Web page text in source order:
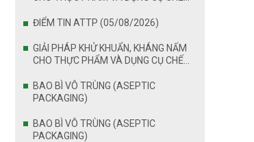
ĐIỂM TIN ATTP (05/08/2026)
GIẢI PHÁP KHỬ KHUẨN, KHÁNG NẤM
CHO THỰC PHẨM VÀ DỤNG CỤ CHẾ
BAO BÌ VÔ TRÙNG (ASEPTIC
PACKAGING)
BAO BÌ VÔ TRÙNG (ASEPTIC
PACKAGING)